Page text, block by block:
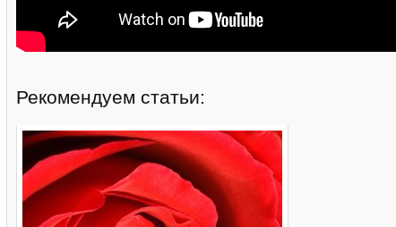
Рекомендуем статьи: